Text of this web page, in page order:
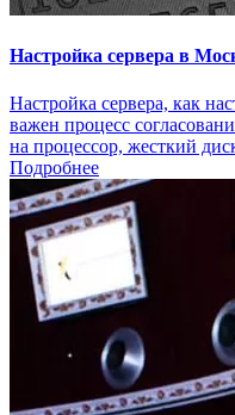
Настройка сервера в
Настройка сервера, как
важен процесс
на процессор, жесткий
Подробнее